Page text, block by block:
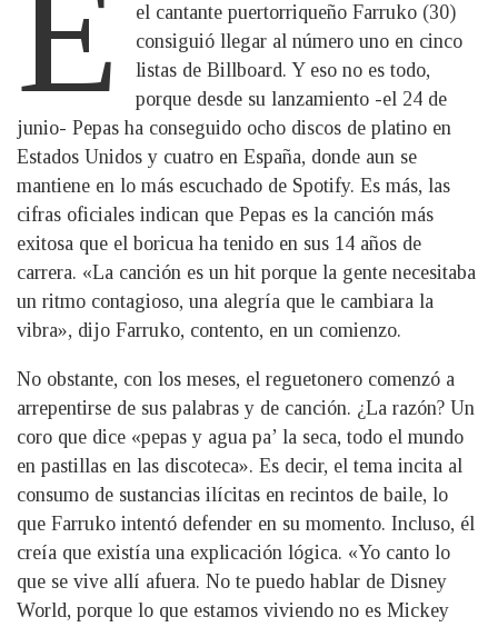
el cantante puertorriqueño Farruko (30)
consiguió llegar al número uno en cinco
listas de Billboard. Y eso no es todo,
porque desde su lanzamiento -el 24 de
junio- Pepas ha conseguido ocho discos de platino en
Estados Unidos y cuatro en España, donde aun se
mantiene en lo más escuchado de Spotify. Es más, las
cifras oficiales indican que Pepas es la canción más
exitosa que el boricua ha tenido en sus 14 años de
carrera. «La canción es un hit porque la gente necesitaba
un ritmo contagioso, una alegría que le cambiara la
vibra», dijo Farruko, contento, en un comienzo.
No obstante, con los meses, el reguetonero comenzó a
arrepentirse de sus palabras y de canción. ¿La razón? Un
coro que dice «pepas y agua pa’ la seca, todo el mundo
en pastillas en las discoteca». Es decir, el tema incita al
consumo de sustancias ilícitas en recintos de baile, lo
que Farruko intentó defender en su momento. Incluso, él
creía que existía una explicación lógica. «Yo canto lo
que se vive allí afuera. No te puedo hablar de Disney
World, porque lo que estamos viviendo no es Mickey